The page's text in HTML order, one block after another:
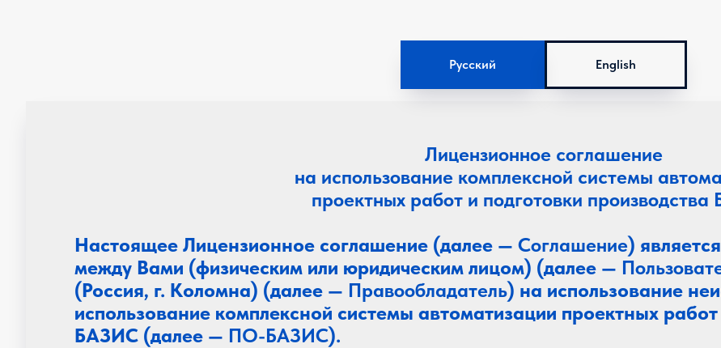
Русский English
Лицензионное соглашение
на использование комплексной системы
проектных работ и подготовки
Настоящее Лицензионное соглашение (далее — Соглашение)
между Вами (физическим или юридическим лицом) (далее —
(Россия, г. Коломна) (далее — Правообладатель) на использование
использование комплексной системы автоматизации проектных
БАЗИС (далее — ПО-БАЗИС).